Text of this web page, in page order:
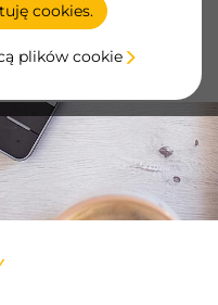
cookies.
plików cookie
i optymalizacji
łatwy dostęp do
na twoim biurku.